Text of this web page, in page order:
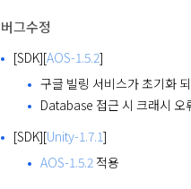
버그수정
[SDK][AOS-1.5.2]
구글 빌링 서비스가 초기화
Database 접근 시 크래시 오
[SDK][Unity-1.7.1]
AOS-1.5.2 적용